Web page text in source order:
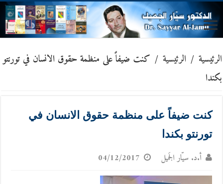
الرئيسية / الرئيسية / كنت ضيفاً على منظمة حقوق الانسان في تورنتو
بكندا
كنت ضيفاً على منظمة حقوق الانسان في
تورنتو بكندا
أ.د. سيّار الجَميل 04/12/2017